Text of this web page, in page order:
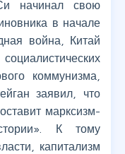
начинал свою
в начале
война, Китай
коммунизма,
заявил, что
марксизм-
К тому
капитализм